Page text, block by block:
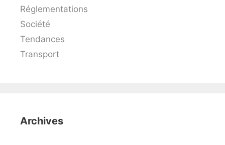
Réglementations
Société
Tendances
Transport
Archives